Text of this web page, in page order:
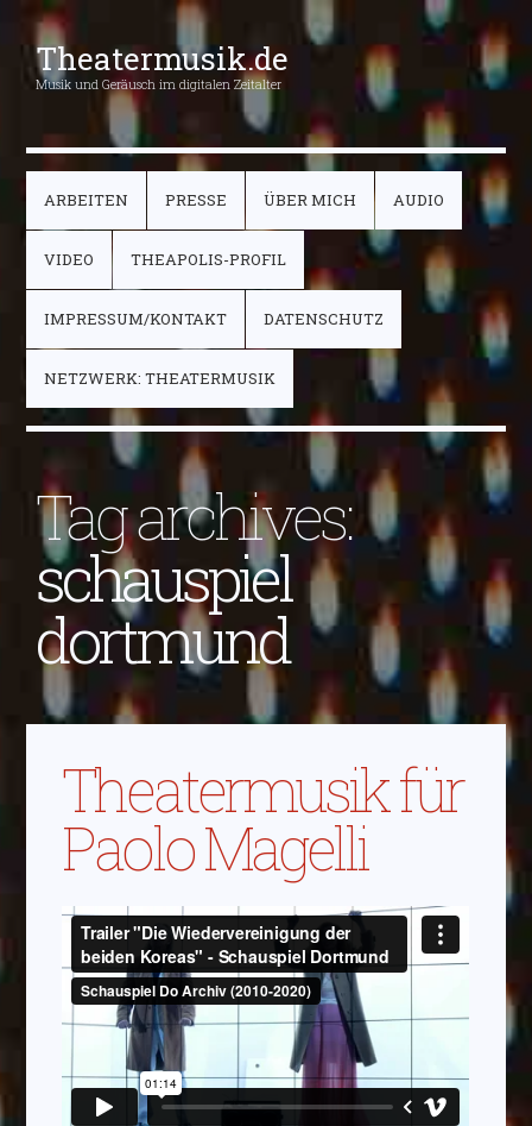
Theatermusik.de
Musik und Geräusch im digitalen Zeitalter
ARBEITEN PRESSE ÜBER MICH AUDIO
VIDEO THEAPOLIS-PROFIL
IMPRESSUM/KONTAKT DATENSCHUTZ
NETZWERK: THEATERMUSIK
Tag archives:
schauspiel
dortmund
Theatermusik für
Paolo Magelli